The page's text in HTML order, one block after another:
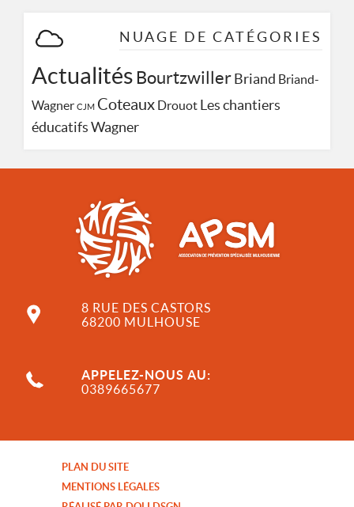
NUAGE DE CATÉGORIES
Actualités Bourtzwiller Briand Briand-
Wagner CJM Coteaux Drouot Les chantiers
éducatifs Wagner
8 RUE DES CASTORS
68200 MULHOUSE
APPELEZ-NOUS AU:
0389665677
PLAN DU SITE
MENTIONS LÉGALES